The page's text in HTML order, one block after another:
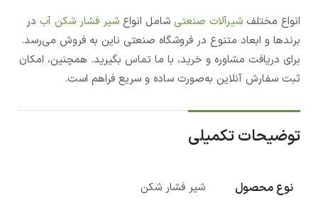
انواع مختلف شیرآلات صنعتی شامل انواع شیر فشار شکن آب در
برندها و ابعاد متنوع در فروشگاه صنعتی ناین به فروش می‌رسد.
برای دریافت مشاوره و خرید، با ما تماس بگیرید. همچنین، امکان
ثبت سفارش آنلاین به‌صورت ساده و سریع فراهم است.
توضیحات تکمیلی
نوع محصول شیر فشار شکن